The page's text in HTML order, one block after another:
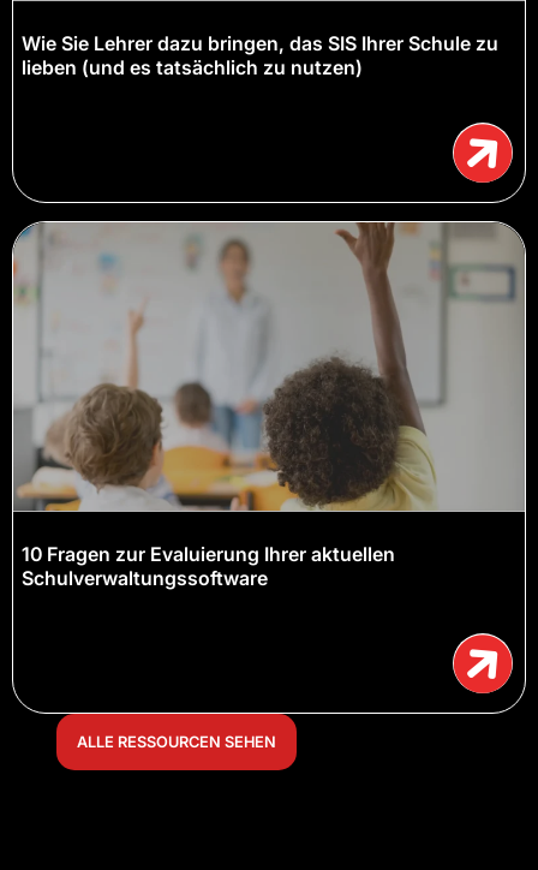
Wie Sie Lehrer dazu bringen, das SIS Ihrer Schule zu
lieben (und es tatsächlich zu nutzen)
10 Fragen zur Evaluierung Ihrer aktuellen
Schulverwaltungssoftware
ALLE RESSOURCEN SEHEN